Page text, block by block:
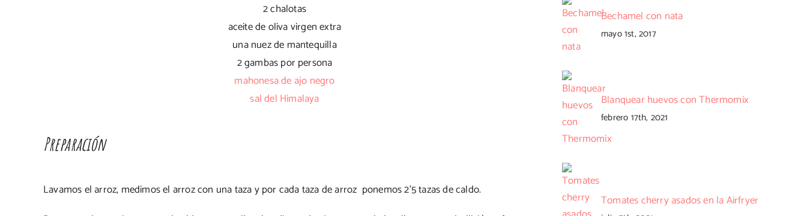
2 chalotas
aceite de oliva virgen extra
una nuez de mantequilla
2 gambas por persona
mahonesa de ajo negro
sal del Himalaya
Preparación
Lavamos el arroz, medimos el arroz con una taza y por cada taza de arroz ponemos 2’5 tazas de caldo.
Bechamel con nata
mayo 1st, 2017
Blanquear huevos con Thermomix
febrero 17th, 2021
Tomates cherry asados en la Airfryer